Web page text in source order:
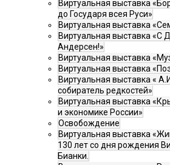
Виртуальная выставка
до Государя всея Руси»
Виртуальная выставка
Виртуальная выставка «С
Андерсен!»
Виртуальная выставка
Виртуальная выставка
Виртуальная выставка «
собиратель редкостей»
Виртуальная выставка
и экономике России»
Освобождение
Виртуальная выставка
130 лет со дня рождения
Бианки.